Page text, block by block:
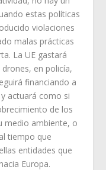
estas políticas
violaciones
malas prácticas
La UE gastará
en policía,
financiando a
actuará como si
de los
medio ambiente, o
tiempo que
entidades que
Europa.